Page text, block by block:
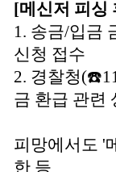
[메신저 피싱
1. 송금/입금
신청 접수
2. 경찰청
금 환급 관련
피망에서도 '
한 등